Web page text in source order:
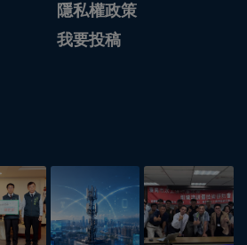
隱私權政策
我要投稿